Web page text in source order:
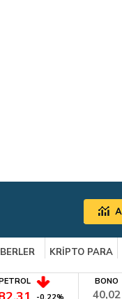
KRİPTO PARA
-0,22%
BONO
40,02